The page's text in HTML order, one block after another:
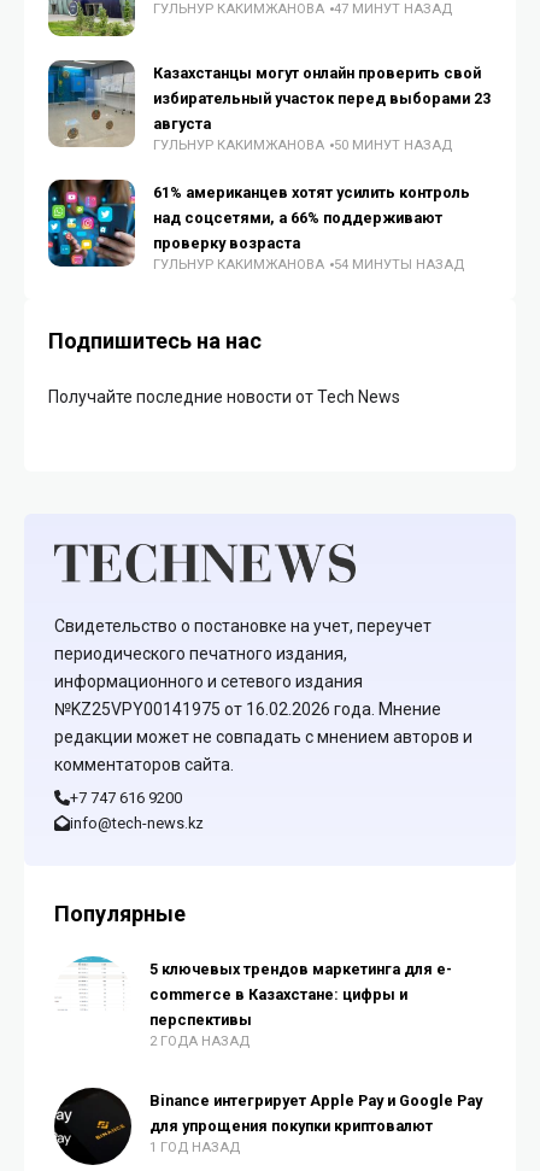
ГУЛЬНУР КАКИМЖАНОВА 47 МИНУТ НАЗАД
Казахстанцы могут онлайн проверить свой
избирательный участок перед выборами 23
августа
ГУЛЬНУР КАКИМЖАНОВА 50 МИНУТ НАЗАД
61% американцев хотят усилить контроль
над соцсетями, а 66% поддерживают
проверку возраста
ГУЛЬНУР КАКИМЖАНОВА 54 МИНУТЫ НАЗАД
Подпишитесь на нас
Получайте последние новости от Tech News
Свидетельство о постановке на учет, переучет
периодического печатного издания,
информационного и сетевого издания
№KZ25VPY00141975 от 16.02.2026 года. Мнение
редакции может не совпадать с мнением авторов и
комментаторов сайта.
+7 747 616 9200
info@tech-news.kz
Популярные
5 ключевых трендов маркетинга для e-
commerce в Казахстане: цифры и
перспективы
2 ГОДА НАЗАД
Binance интегрирует Apple Pay и Google Pay
для упрощения покупки криптовалют
1 ГОД НАЗАД